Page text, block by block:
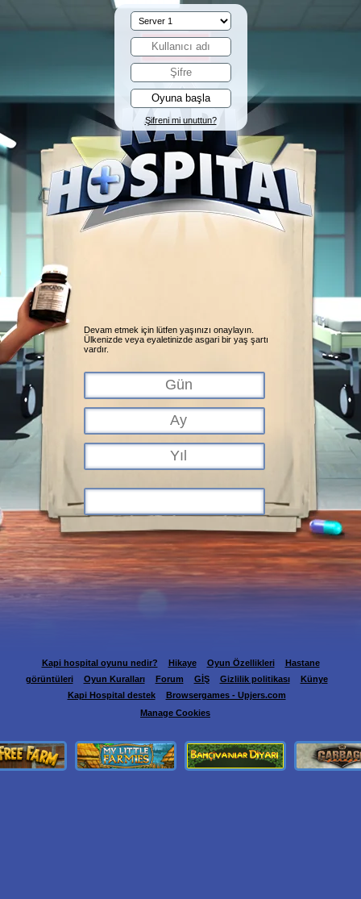
Şifreni mi unuttun?
Devam etmek için lütfen yaşınızı onaylayın.
Ülkenizde veya eyaletinizde asgari bir yaş şartı
vardır.
Kapi hospital oyunu nedir? Hikaye Oyun Özellikleri
Hastane
görüntüleri
Oyun Kuralları Forum GİŞ Gizlilik politikası
Künye
Kapi Hospital destek
Browsergames - Upjers.com
Manage Cookies